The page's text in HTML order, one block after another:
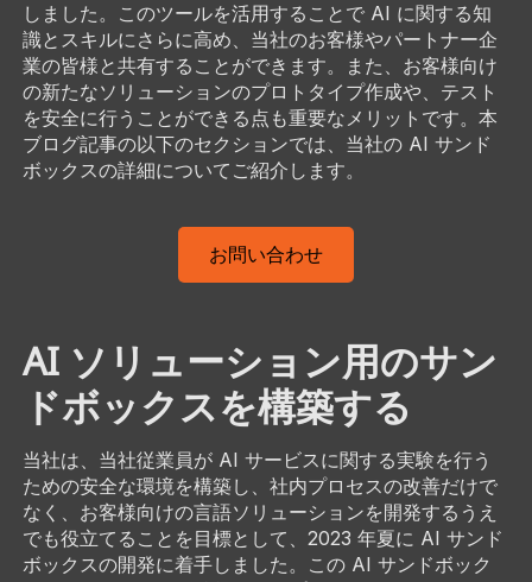
しました。このツールを活用することで AI に関する知
識とスキルにさらに高め、当社のお客様やパートナー企
業の皆様と共有することができます。また、お客様向け
の新たなソリューションのプロトタイプ作成や、テスト
を安全に行うことができる点も重要なメリットです。本
ブログ記事の以下のセクションでは、当社の AI サンド
ボックスの詳細についてご紹介します。
お問い合わせ
AI ソリューション用のサン
ドボックスを構築する
当社は、当社従業員が AI サービスに関する実験を行う
ための安全な環境を構築し、社内プロセスの改善だけで
なく、お客様向けの言語ソリューションを開発するうえ
でも役立てることを目標として、2023 年夏に AI サンド
ボックスの開発に着手しました。この AI サンドボック